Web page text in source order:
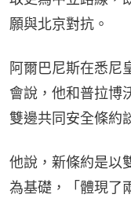
願與北京對抗。
阿爾巴尼斯在悉尼
會說，他和普拉博
雙邊共同安全條約
他說，新條約是以
為基礎，「體現了